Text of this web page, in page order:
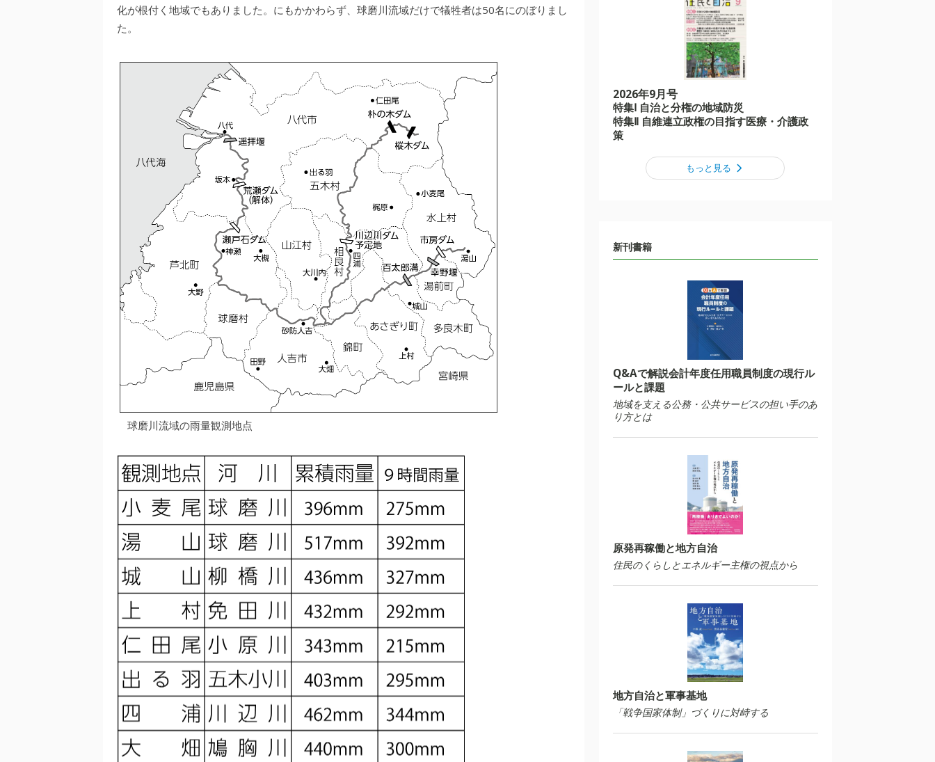
化が根付く地域でもありました。にもかかわらず、球磨川流域だけで犠牲者は50名にのぼりまし
た。
球磨川流域の雨量観測地点
2026年9月号
特集Ⅰ 自治と分権の地域防災
特集Ⅱ 自維連立政権の目指す医療・介護政
策
もっと見る
新刊書籍
Q&Aで解説会計年度任用職員制度の現行ル
ールと課題
地域を支える公務・公共サービスの担い手のあ
り方とは
原発再稼働と地方自治
住民のくらしとエネルギー主権の視点から
地方自治と軍事基地
「戦争国家体制」づくりに対峙する